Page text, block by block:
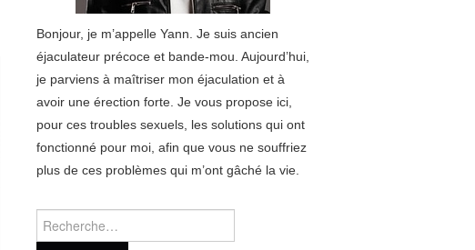
Bonjour, je m’appelle Yann. Je suis ancien
éjaculateur précoce et bande-mou. Aujourd’hui,
je parviens à maîtriser mon éjaculation et à
avoir une érection forte. Je vous propose ici,
pour ces troubles sexuels, les solutions qui ont
fonctionné pour moi, afin que vous ne souffriez
plus de ces problèmes qui m’ont gâché la vie.